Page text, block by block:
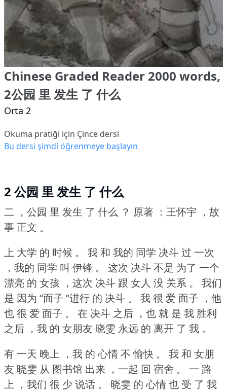
Chinese Graded Reader 2000 words,
2公园 里 发生 了 什么
Orta 2
Okuma pratiği için Çince dersi
Bu dersi şimdi öğrenmeye başlayın
2 公园 里 发生 了 什么
二 ，公园 里 发生 了 什么 ？ 原著 ：王怀宇 ，故
事 正文 。
上 大学 的 时候 。
我 和 我的 同学 决斗 过 一次
，我的 同学 叫 伊锋 。
这次 决斗 不是 为了 一个
漂亮 的 女孩 ，这次 决斗 跟 女人 没 关系 。
我们
是 因为 “面子 ”进行 的 决斗 。
我 很 爱 面子 ，他
也 很 爱 面子 。
在 决斗 之后 ，也 就 是 我 胜利
之后 ，我 的 女朋友 晓雯 永远 的 离开 了 我 。
有 一天 晚上 ，我 的 心情 不 愉快 。
我 和 女朋
友 晓雯 从 图书馆 出来 ，一起 回 宿舍 。
一 路
上 ，我们 很 少 说话 。
晓雯 的 心情 也 受 了 我